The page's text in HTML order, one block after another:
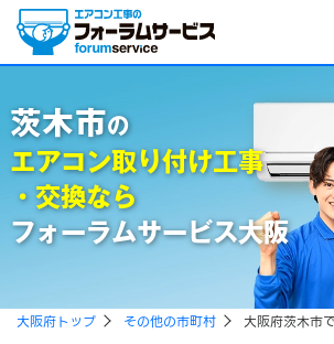
茨木市の
エアコン取り付け工事
・交換なら
フォーラムサービス大阪
大阪府トップ その他の市町村